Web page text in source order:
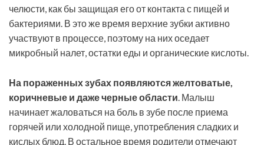
челюсти, как бы защищая его от контакта с пищей и
бактериями. В это же время верхние зубки активно
участвуют в процессе, поэтому на них оседает
микробный налет, остатки еды и органические кислоты.
На пораженных зубах появляются желтоватые,
коричневые и даже черные области. Малыш
начинает жаловаться на боль в зубе после приема
горячей или холодной пище, употребления сладких и
кислых блюд. В остальное время родители отмечают